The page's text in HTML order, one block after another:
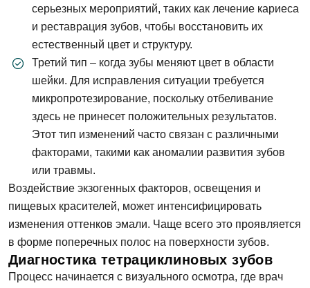
серьезных мероприятий, таких как лечение кариеса
и реставрация зубов, чтобы восстановить их
естественный цвет и структуру.
Третий тип – когда зубы меняют цвет в области
шейки. Для исправления ситуации требуется
микропротезирование, поскольку отбеливание
здесь не принесет положительных результатов.
Этот тип изменений часто связан с различными
факторами, такими как аномалии развития зубов
или травмы.
Воздействие экзогенных факторов, освещения и
пищевых красителей, может интенсифицировать
изменения оттенков эмали. Чаще всего это проявляется
в форме поперечных полос на поверхности зубов.
Диагностика тетрациклиновых зубов
Процесс начинается с визуального осмотра, где врач